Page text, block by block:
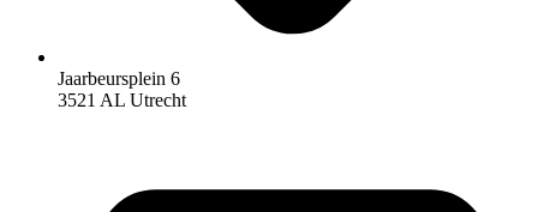
Jaarbeursplein 6
3521 AL Utrecht